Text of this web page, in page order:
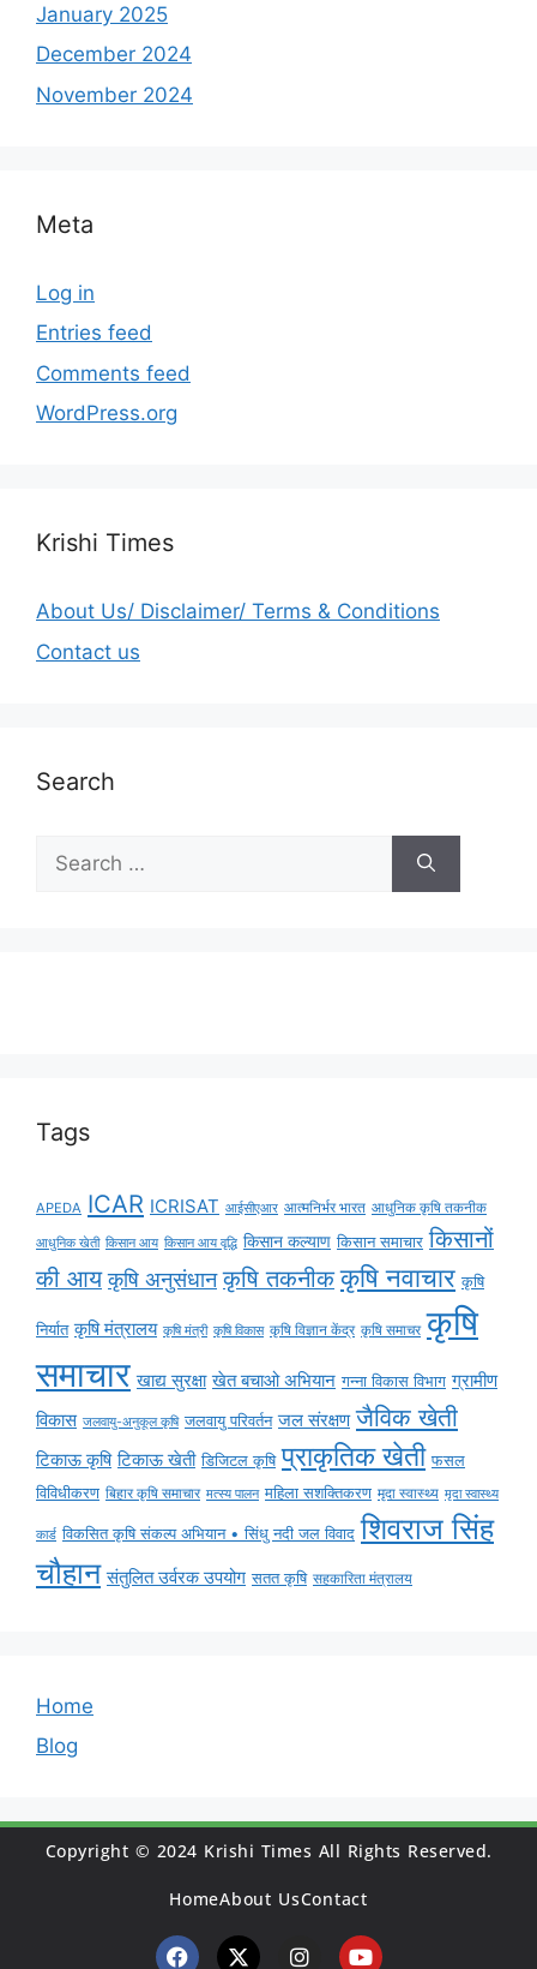
January 2025
December 2024
November 2024
Meta
Log in
Entries feed
Comments feed
WordPress.org
Krishi Times
About Us/ Disclaimer/ Terms & Conditions
Contact us
Search
Tags
APEDA ICAR ICRISAT आईसीएआर आत्मनिर्भर भारत आधुनिक कृषि तकनीक
आधुनिक खेती किसान आय किसान आय वृद्धि किसान कल्याण किसान समाचार किसानों
की आय कृषि अनुसंधान कृषि तकनीक कृषि नवाचार कृषि
निर्यात कृषि मंत्रालय कृषि मंत्री कृषि विकास कृषि विज्ञान केंद्र कृषि समाचर कृषि
समाचार खाद्य सुरक्षा खेत बचाओ अभियान गन्ना विकास विभाग ग्रामीण
विकास जलवायु-अनुकूल कृषि जलवायु परिवर्तन जल संरक्षण जैविक खेती
टिकाऊ कृषि टिकाऊ खेती डिजिटल कृषि प्राकृतिक खेती फसल
विविधीकरण बिहार कृषि समाचार मत्स्य पालन महिला सशक्तिकरण मृदा स्वास्थ्य मृदा स्वास्थ्य
कार्ड विकसित कृषि संकल्प अभियान • सिंधु नदी जल विवाद शिवराज सिंह
चौहान संतुलित उर्वरक उपयोग सतत कृषि सहकारिता मंत्रालय
Home
Blog
Copyright © 2024 Krishi Times All Rights Reserved.
HomeAbout UsContact